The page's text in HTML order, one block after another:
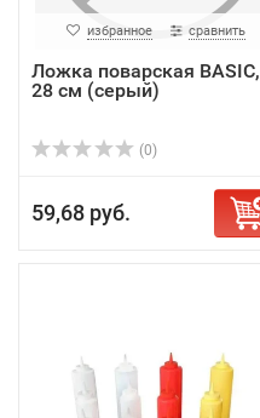
избранное сравнить
Ложка поварская BASIC,
28 см (серый)
(0)
59,68 руб.